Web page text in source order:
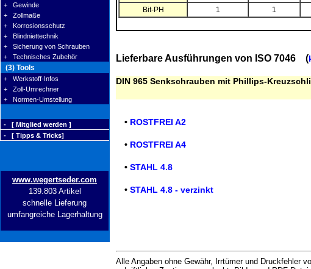
+ Gewinde
+ Zollmaße
+ Korrosionsschutz
+ Blindniettechnik
+ Sicherung von Schrauben
+ Technisches Zubehör
(3) Tools
+ Werkstoff-Infos
+ Zoll-Umrechner
+ Normen-Umstellung
- [ Mitglied werden ]
- [ Tipps & Tricks]
www.wegertseder.com
139.803 Artikel
schnelle Lieferung
umfangreiche Lagerhaltung
Bit-PH
1 1
Lieferbare Ausführungen von ISO 7046 (
DIN 965 Senkschrauben mit Phillips-
• ROSTFREI A2
• ROSTFREI A4
• STAHL 4.8
• STAHL 4.8 - verzinkt
Alle Angaben ohne Gewähr, Irrtümer und Druckfehler